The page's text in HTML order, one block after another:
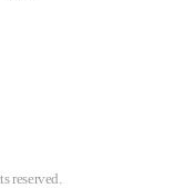
reserved.